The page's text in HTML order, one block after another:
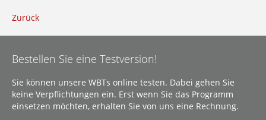
Zurück
Bestellen Sie eine Testversion!
Sie können unsere WBTs online testen. Dabei gehen Sie
keine Verpflichtungen ein. Erst wenn Sie das Programm
einsetzen möchten, erhalten Sie von uns eine Rechnung.